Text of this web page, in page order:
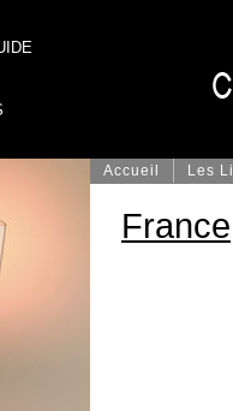
Accueil Les
France